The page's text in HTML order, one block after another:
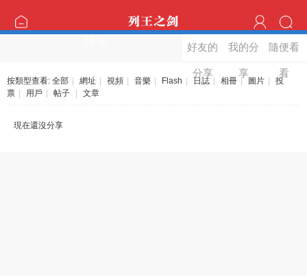
好友的
分享
我的分
享
隨便看
看
按類型查看: 全部 網址 視頻 音樂 Flash 日誌 相冊 | 圖片
投
票
用戶 帖子 文章
現在還沒分享